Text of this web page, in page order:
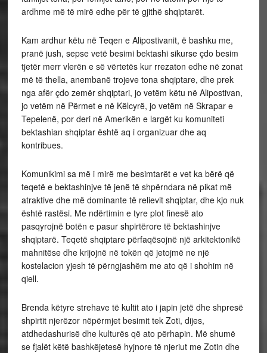
ardhme më të mirë edhe për të gjithë shqiptarët.
Kam ardhur këtu në Teqen e Alipostivanit, ë bashku me,
pranë jush, sepse vetë besimi bektashi sikurse çdo besim
tjetër merr vlerën e së vërtetës kur rrezaton edhe në zonat
më të thella, anembanë trojeve tona shqiptare, dhe prek
nga afër çdo zemër shqiptari, jo vetëm këtu në Alipostivan,
jo vetëm në Përmet e në Këlcyrë, jo vetëm në Skrapar e
Tepelenë, por deri në Amerikën e largët ku komuniteti
bektashian shqiptar është aq i organizuar dhe aq
kontribues.
Komunikimi sa më i mirë me besimtarët e vet ka bërë që
teqetë e bektashinjve të jenë të shpërndara në pikat më
atraktive dhe më dominante të relievit shqiptar, dhe kjo nuk
është rastësi. Me ndërtimin e tyre plot finesë ato
pasqyrojnë botën e pasur shpirtërore të bektashinjve
shqiptarë. Teqetë shqiptare përfaqësojnë një arkitektonikë
mahnitëse dhe krijojnë në tokën që jetojmë ne një
kostelacion yjesh të përngjashëm me ato që i shohim në
qiell.
Brenda këtyre strehave të kultit ato i japin jetë dhe shpresë
shpirtit njerëzor nëpërmjet besimit tek Zoti, dijes,
atdhedashurisë dhe kulturës që ato përhapin. Më shumë
se fjalët këtë bashkëjetesë hyjnore të njeriut me Zotin dhe